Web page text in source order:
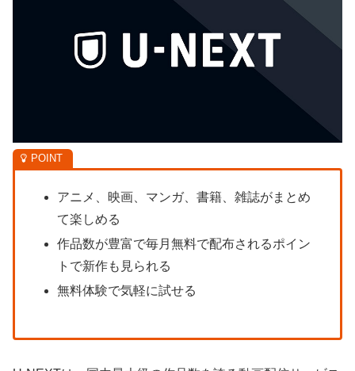
アニメ、映画、マンガ、書籍、雑誌がまとめ
て楽しめる
作品数が豊富で毎月無料で配布されるポイン
トで新作も見られる
無料体験で気軽に試せる